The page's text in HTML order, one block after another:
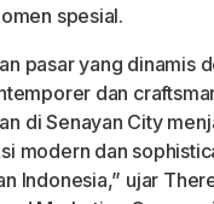
spesial.
pasar yang dinamis
dan
di Senayan City
modern dan
Indonesia,” ujar